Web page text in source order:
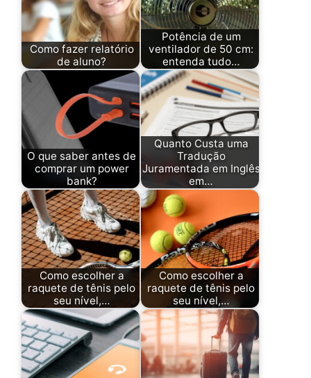
Como fazer relatório
de aluno?
Potência de um
ventilador de 50 cm:
entenda tudo…
O que saber antes de
comprar um power
bank?
Quanto Custa uma
Tradução
Juramentada em Inglês
em…
Como escolher a
raquete de tênis pelo
seu nível,…
Como escolher a
raquete de tênis pelo
seu nível,…